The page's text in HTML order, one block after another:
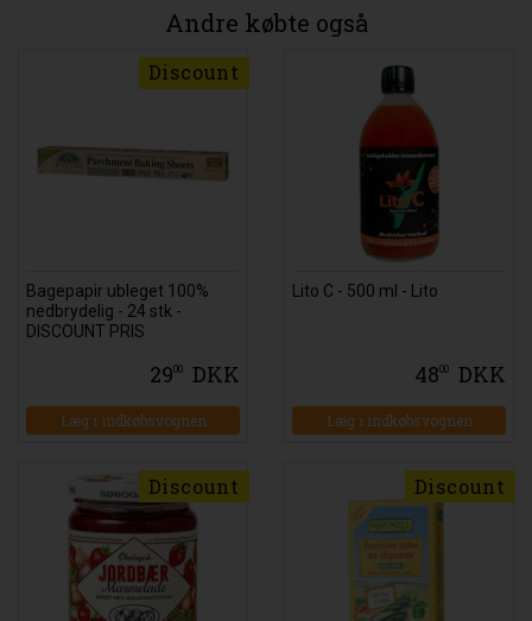
Andre købte også
Discount
Bagepapir ubleget 100%
nedbrydelig - 24 stk -
DISCOUNT PRIS
2900 DKK
Læg i indkøbsvognen
Lito C - 500 ml - Lito
4800 DKK
Læg i indkøbsvognen
Discount Discount